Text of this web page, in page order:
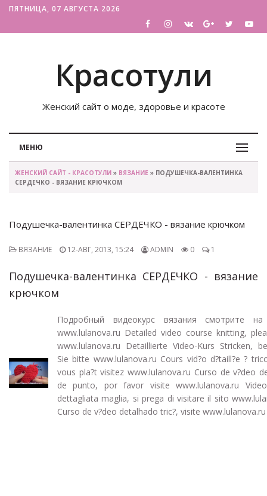
ПЯТНИЦА, 07 АВГУСТА 2026
Красотули
Женский сайт о моде, здоровье и красоте
МЕНЮ
ЖЕНСКИЙ САЙТ - КРАСОТУЛИ » ВЯЗАНИЕ » ПОДУШЕЧКА-ВАЛЕНТИНКА
СЕРДЕЧКО - ВЯЗАНИЕ КРЮЧКОМ
Подушечка-валентинка СЕРДЕЧКО - вязание крючком
ВЯЗАНИЕ 12-АВГ, 2013, 15:24 ADMIN 0 1
Подушечка-валентинка СЕРДЕЧКО - вязание
крючком
Подробный видеокурс вязания смотрите на
www.lulanova.ru Detailed video course knitting,
www.lulanova.ru Detaillierte Video-Kurs Stricken,
Sie bitte www.lulanova.ru Cours vid?o d?taill?e ?
vous pla?t visitez www.lulanova.ru Curso de v?deo
de punto, por favor visite www.lulanova.ru
dettagliata maglia, si prega di visitare il sito
Curso de v?deo detalhado tric?, visite www.lulanova.ru